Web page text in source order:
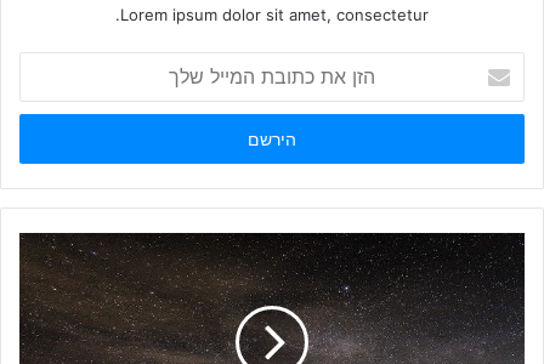
Lorem ipsum dolor sit amet, consectetur.
את
כתובת
שלך